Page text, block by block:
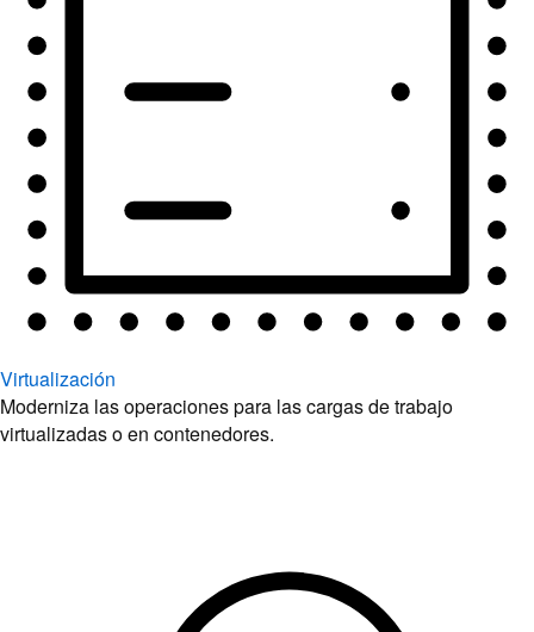
Virtualización
Moderniza las operaciones para las cargas de trabajo
virtualizadas o en contenedores.